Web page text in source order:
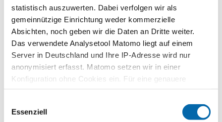
statistisch auszuwerten. Dabei verfolgen wir als
gemeinnützige Einrichtung weder kommerzielle
Absichten, noch geben wir die Daten an Dritte weiter.
Das verwendete Analysetool Matomo liegt auf einem
Server in Deutschland und Ihre IP-Adresse wird nur
anonymisiert erfasst. Matomo setzen wir in einer
Konfiguration ohne Cookies ein. Für eine genauere
Analyse bitte wir Sie, auch den optional wählbaren
Essenziell
NEU
Strategisches Marketing – mit einer langfristigen
Planung zum Erfolg
Weiterlesen